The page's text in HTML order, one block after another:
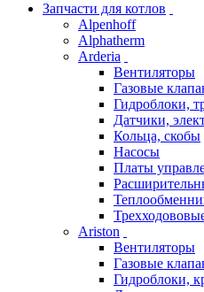
Запчасти для котлов
Alpenhoff
Alphatherm
Arderia
Вентиляторы
Газовые
Гидроблоки,
Датчики,
Кольца, скобы
Насосы
Платы
Ariston
Вентиляторы
Газовые
Гидроблоки,